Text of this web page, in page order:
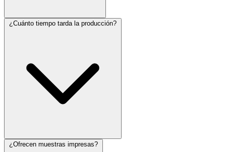
¿Cuánto tiempo tarda la producción?
¿Ofrecen muestras impresas?